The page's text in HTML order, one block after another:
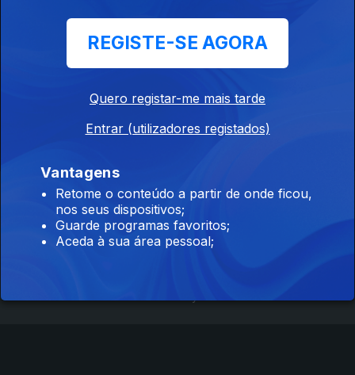
08 ago. 2025
Dos pigmentos aos óleos, do papel ao sangue de dragão, a
visita convida ao desenho no jardim Com vista desafogada
Instale a aplicaçãoRTP Play
REGISTE-SE AGORA
Quero registar-me mais tarde
Entrar (utilizadores registados)
Vantagens
Retome o conteúdo a partir de onde ficou,
nos seus dispositivos;
Guarde programas favoritos;
Aceda à sua área pessoal;